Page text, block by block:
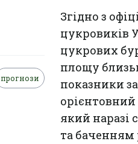
прогнози
Згідно з
цукровиків
цукрових
площу
показники
орієнтовний
який наразі
та баченням